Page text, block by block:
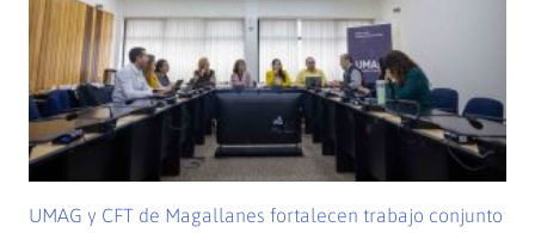
UMAG y CFT de Magallanes fortalecen trabajo conjunto